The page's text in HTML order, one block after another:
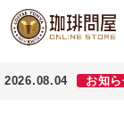
2026.08.04 お知